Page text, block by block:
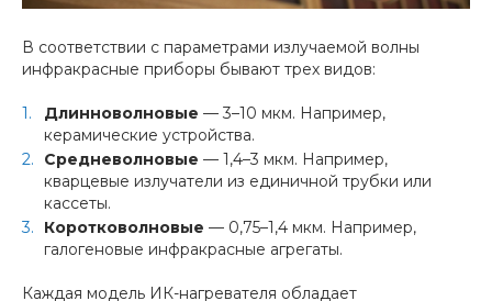
В соответствии с параметрами излучаемой волны
инфракрасные приборы бывают трех видов:
Длинноволновые — 3–10 мкм. Например,
керамические устройства.
Средневолновые — 1,4–3 мкм. Например,
кварцевые излучатели из единичной трубки или
кассеты.
Коротковолновые — 0,75–1,4 мкм. Например,
галогеновые инфракрасные агрегаты.
Каждая модель ИК-нагревателя обладает